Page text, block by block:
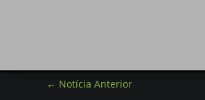
← Notícia Anterior